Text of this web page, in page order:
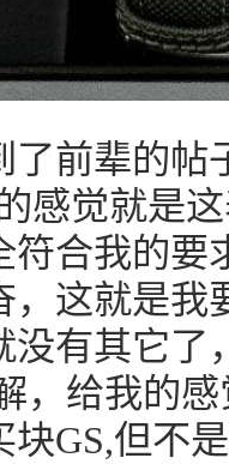
前辈的帖
感觉就是
符合我的要
，这就是我
没有其它了
，给我的
GS,但不